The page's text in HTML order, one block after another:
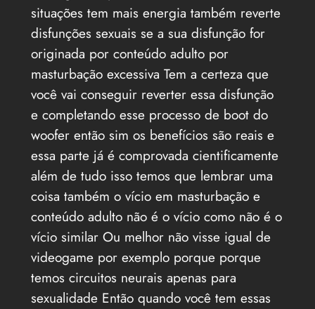
situações tem mais energia também reverte
disfunções sexuais se a sua disfunção for
originada por conteúdo adulto por
masturbação excessiva Tem a certeza que
você vai conseguir reverter essa disfunção
e completando esse processo de boot do
woofer então sim os benefícios são reais e
essa parte já é comprovada cientificamente
além de tudo isso temos que lembrar uma
coisa também o vício em masturbação e
conteúdo adulto não é o vício como não é o
vício similar Ou melhor não visse igual de
videogame por exemplo porque porque
temos circuitos neurais apenas para
sexualidade Então quando você tem essas